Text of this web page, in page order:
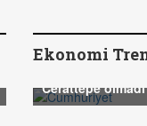
Ekonomi
Cerattepe